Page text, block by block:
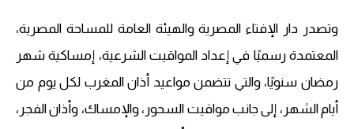
وتصدر دار الإفتاء المصرية والهيئة العامة للمساحة المصرية،
المعتمدة رسميًا في إعداد المواقيت الشرعية، إمساكية شهر
رمضان سنويًا، والتي تتضمن مواعيد أذان المغرب لكل يوم من
أيام الشهر، إلى جانب مواقيت السحور، والإمساك، وأذان الفجر،